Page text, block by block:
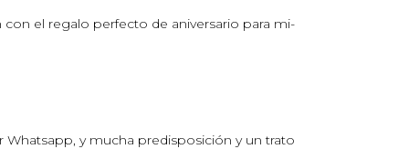
con el regalo perfecto de aniversario para mi­
y mucha predisposición y un trato